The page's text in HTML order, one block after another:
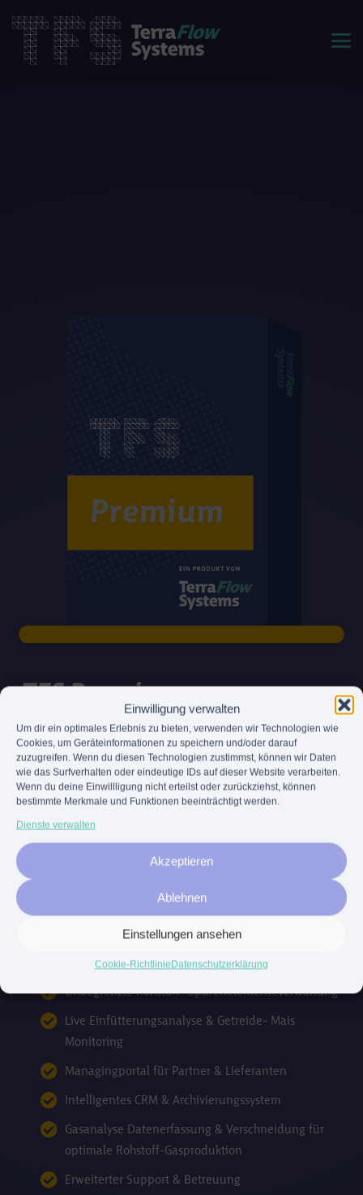
Einwilligung verwalten
Um dir ein optimales Erlebnis zu bieten, verwenden wir Technologien wie
Cookies, um Geräteinformationen zu speichern und/oder darauf
zuzugreifen. Wenn du diesen Technologien zustimmst, können wir Daten
wie das Surfverhalten oder eindeutige IDs auf dieser Website verarbeiten.
Wenn du deine Einwillligung nicht erteilst oder zurückziehst, können
bestimmte Merkmale und Funktionen beeinträchtigt werden.
Dienste verwalten
Akzeptieren
Ablehnen
Einstellungen ansehen
Cookie-RichtlinieDatenschutzerklärung
TFS Premium
Das Profipaket für maximale Kontrolle. Setze neue Standards
und nutze deine Erfahrung um sichtbar effizienter zu
werden. Mehr Tiefe und mehr Wahrheit, mit TFS Premium!
Optimal für Anlagen mit höherer installierter
elektrischer Leistung und Biomethanproduzenten
Unbegrenzte Dashboard-Gestaltung & KPI
Management
Unbegrenzte Rohstoff- Spurenelementeverwaltung
Live Einfütterungsanalyse & Getreide- Mais
Monitoring
Managingportal für Partner & Lieferanten
Intelligentes CRM & Archivierungssystem
Gasanalyse Datenerfassung & Verschneidung für
optimale Rohstoff-Gasproduktion
Erweiterter Support & Betreuung